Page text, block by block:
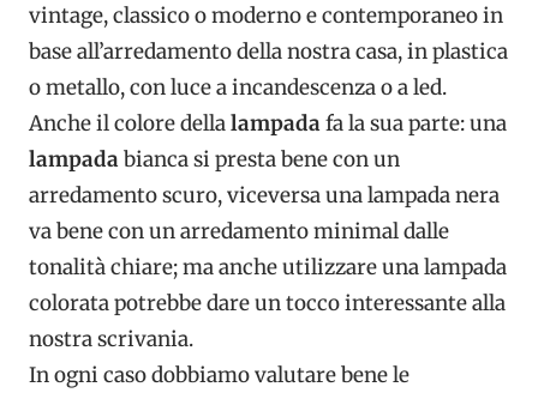
vintage, classico o moderno e contemporaneo in
base all’arredamento della nostra casa, in plastica
o metallo, con luce a incandescenza o a led.
Anche il colore dellalampadafa la sua parte: una
lampadabianca si presta bene con un
arredamento scuro, viceversa una lampada nera
va bene con un arredamento minimal dalle
tonalità chiare; ma anche utilizzare una lampada
colorata potrebbe dare un tocco interessante alla
nostra scrivania.
In ogni caso dobbiamo valutare bene le